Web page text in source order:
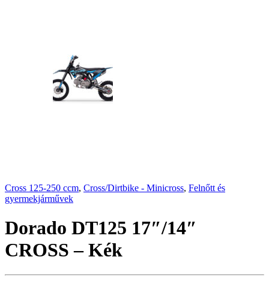
Cross 125-250 ccm, Cross/Dirtbike - Minicross, Felnőtt és
gyermekjárművek
Dorado DT125 17″/14″
CROSS – Kék